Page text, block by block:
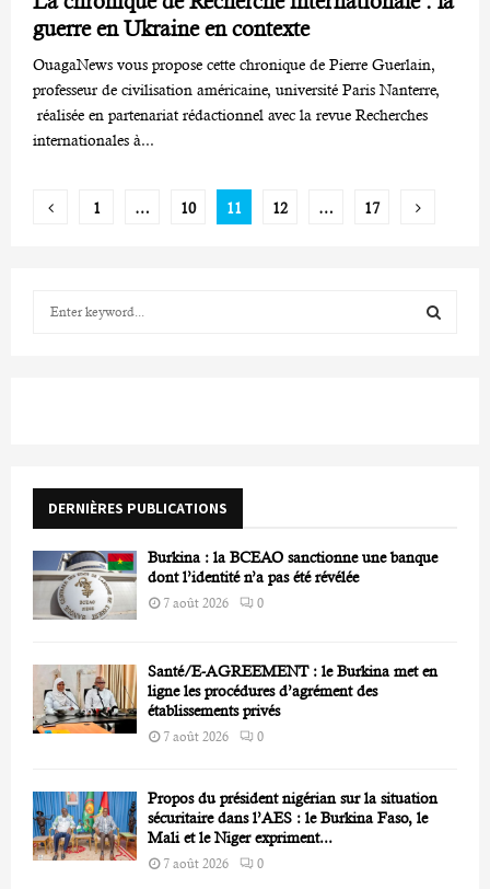
guerre en Ukraine en contexte
OuagaNews vous propose cette chronique de Pierre Guerlain,
professeur de civilisation américaine, université Paris Nanterre,
réalisée en partenariat rédactionnel avec la revue Recherches
internationales à...
Pagination
1 … 10 11 12 … 17
r
DERNIÈRES PUBLICATIONS
Burkina : la BCEAO sanctionne une banque
dont l’identité n’a pas été révélée
7 août 2026 0
Santé/E-AGREEMENT : le Burkina met en
ligne les procédures d’agrément des
établissements privés
7 août 2026 0
Propos du président nigérian sur la situation
sécuritaire dans l’AES : le Burkina Faso, le
Mali et le Niger expriment...
7 août 2026 0